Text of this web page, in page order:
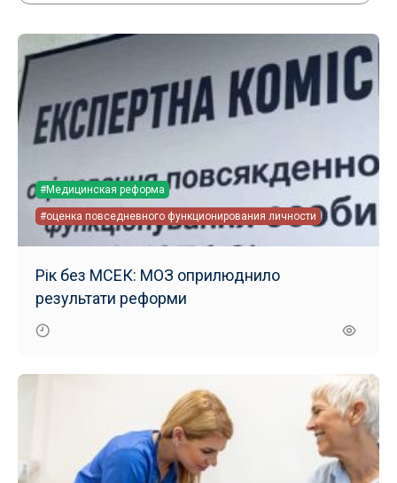
#Медицинская реформа
#оценка повседневного функционирования личности
Рік без МСЕК: МОЗ оприлюднило
результати реформи